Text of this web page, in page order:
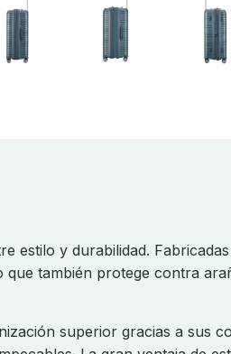
estilo y durabilidad.
también protege contra
superior gracias a sus